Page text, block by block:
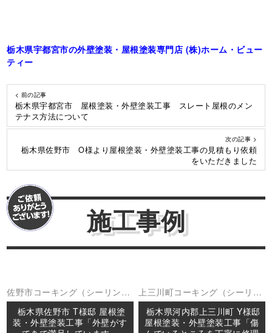
栃木県宇都宮市の外壁塗装・屋根塗装専門店 (株)ホーム・ビュー
ティー
< 前の記事
栃木県宇都宮市 屋根塗装・外壁塗装工事 スレート屋根のメン
テナス方法について
次の記事 >
栃木県佐野市 O様より屋根塗装・外壁塗装工事の見積もり依頼
をいただきました
施工事例
佐野市コーキング（シーリング
外壁塗装屋根塗装防水工事
栃木県佐野市 T様邸 屋根塗
装・外壁塗装工事「外壁がす
上三川町コーキング（シーリン
グ外壁塗装屋根塗装防水工事
栃木県河内郡上三川町 Y様邸
屋根塗装・外壁塗装工事「傷